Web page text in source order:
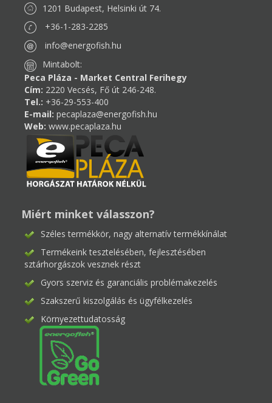
1201 Budapest, Helsinki út 74.
+36-1-283-2285
info@energofish.hu
Mintabolt:
Peca Pláza - Market Central Ferihegy
Cím: 2220 Vecsés, Fő út 246-248.
Tel.: +36-29-553-400
E-mail: pecaplaza@energofish.hu
Web: www.pecaplaza.hu
Miért minket válasszon?
Széles termékkör, nagy alternatív termékkínálat
Termékeink tesztelésében, fejlesztésében
sztárhorgászok vesznek részt
Gyors szerviz és garanciális problémakezelés
Szakszerű kiszolgálás és ügyfélkezelés
Környezettudatosság